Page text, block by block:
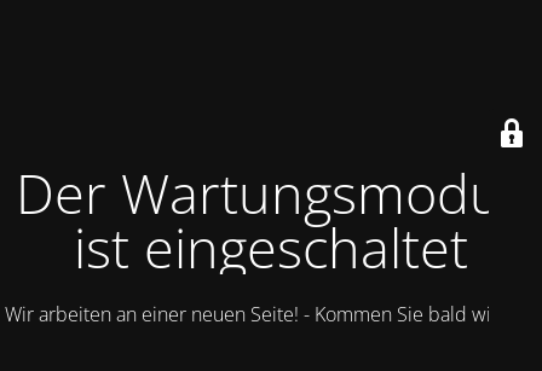
Der Wartungsmodus
ist eingeschaltet
Wir arbeiten an einer neuen Seite! - Kommen Sie bald wieder.